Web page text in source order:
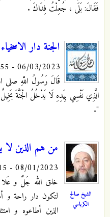
فَقَالَ: بَلَى ، جُعِلْتُ فِدَاكَ .
الجنة دار الاسخياء
06/03/2023 - 00:55
قَالَ رَسُولُ اللَّهِ صلى
الَّذِي نَفْسِي بِيَدِهِ لَا يَدْخُلُ‏ الْجَنَّةَ
".
الشيخ صالح
الكرباسي
من هم الذين لا
08/01/2023 - 16:15
خلق الله جَلَّ و عَلا
لتكون دار راحة و
الذين أطاعوه و